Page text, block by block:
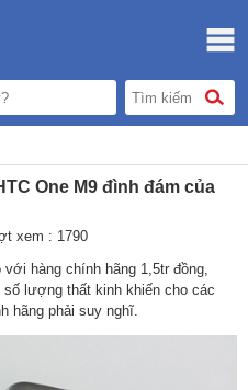
One M9 đình đám của
xem : 1790
hàng chính hãng 1,5tr đồng,
lượng thất kinh khiến cho các
hãng phải suy nghĩ.